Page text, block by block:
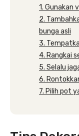
1. Gunakan
2.
bunga asli
3.
4. Rangkai
5. Selalu
6.
7. Pilih pot